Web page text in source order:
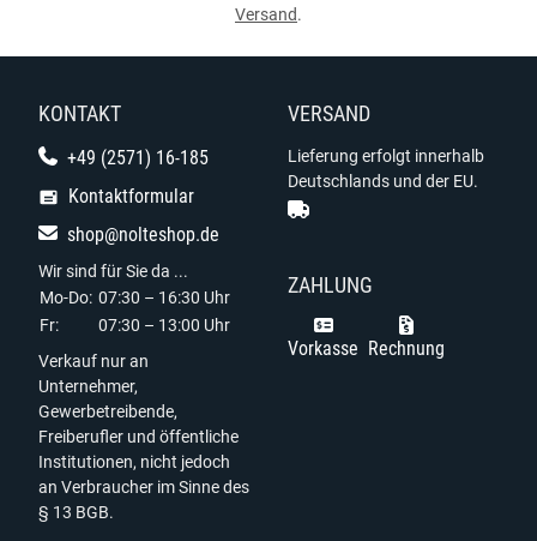
Versand.
KONTAKT
+49 (2571) 16-185
Kontaktformular
shop@nolteshop.de
Wir sind für Sie da ...
Mo-Do: 07:30 – 16:30 Uhr
Fr:
07:30 – 13:00 Uhr
Verkauf nur an
Unternehmer,
Gewerbetreibende,
Freiberufler und öffentliche
Institutionen, nicht jedoch
an Verbraucher im Sinne des
§ 13 BGB.
VERSAND
Lieferung erfolgt innerhalb
Deutschlands und der EU.
ZAHLUNG
Vorkasse Rechnung